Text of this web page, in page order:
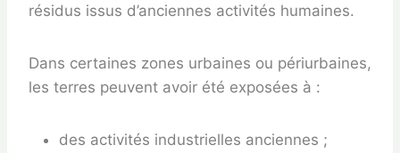
résidus issus d’anciennes activités humaines.
Dans certaines zones urbaines ou périurbaines,
les terres peuvent avoir été exposées à :
des activités industrielles anciennes ;